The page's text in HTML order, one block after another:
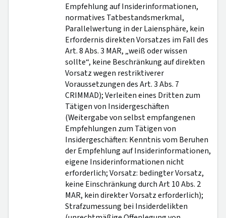
Empfehlung auf Insiderinformationen,
normatives Tatbestandsmerkmal,
Parallelwertung in der Laiensphäre, kein
Erfordernis direkten Vorsatzes im Fall des
Art. 8 Abs. 3 MAR, „weiß oder wissen
sollte“, keine Beschränkung auf direkten
Vorsatz wegen restriktiverer
Voraussetzungen des Art. 3 Abs. 7
CRIMMAD); Verleiten eines Dritten zum
Tätigen von Insidergeschäften
(Weitergabe von selbst empfangenen
Empfehlungen zum Tätigen von
Insidergeschäften: Kenntnis vom Beruhen
der Empfehlung auf Insiderinformationen,
eigene Insiderinformationen nicht
erforderlich; Vorsatz: bedingter Vorsatz,
keine Einschränkung durch Art 10 Abs. 2
MAR, kein direkter Vorsatz erforderlich);
Strafzumessung bei Insiderdelikten